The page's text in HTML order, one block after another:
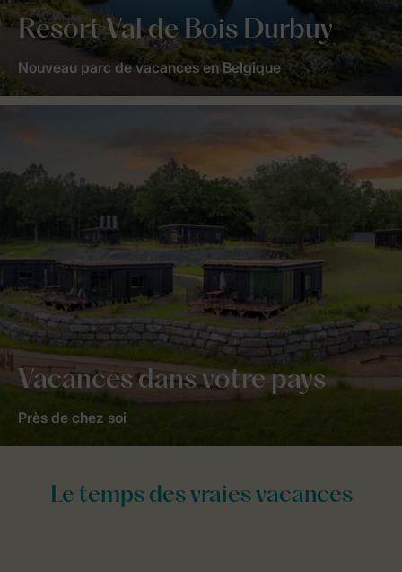
Resort Val de Bois Durbuy
Nouveau parc de vacances en Belgique
Vacances dans votre pays
Près de chez soi